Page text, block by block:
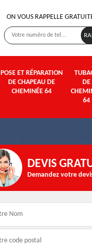
ON VOUS RAPPELLE
POSE ET RÉPARATION
DE CHAPEAU DE
CHEMINÉE 64
DE
64
DEVIS
Demandez votre